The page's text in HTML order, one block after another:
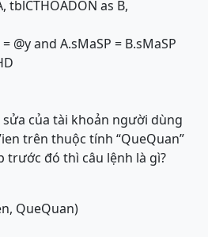
tblCTHOADON as B,
@y and A.sMaSP = B.sMaSP
của tài khoản người dùng
trên thuộc tính “QueQuan”
trước đó thì câu lệnh là gì?
QueQuan)